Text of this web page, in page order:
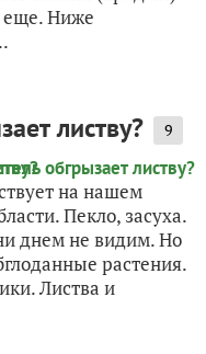
еще. Ниже
листву? 9
на нашем
Пекло, засуха.
днем не видим. Но
растения.
Листва и